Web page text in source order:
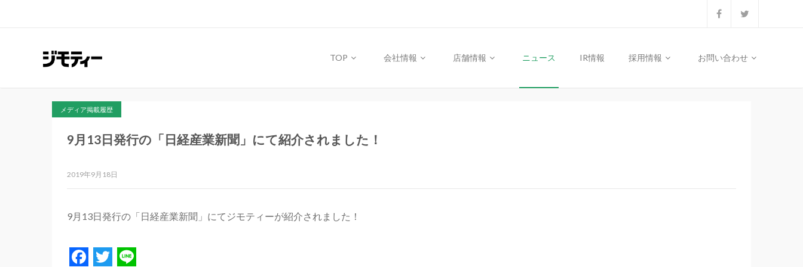
TOP 会社情報 店舗情報 ニュース IR情報 採用情報 お問い合わせ
メディア掲載履歴
9月13日発行の「日経産業新聞」にて紹介されました！
2019年9月18日
9月13日発行の「日経産業新聞」にてジモティーが紹介されました！
Facebook
Twitter